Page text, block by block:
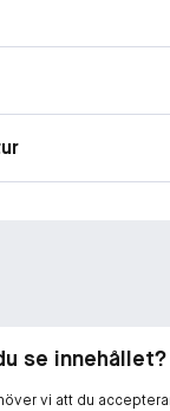
till huden.
hand appliceras
se innehållet?
vi att du